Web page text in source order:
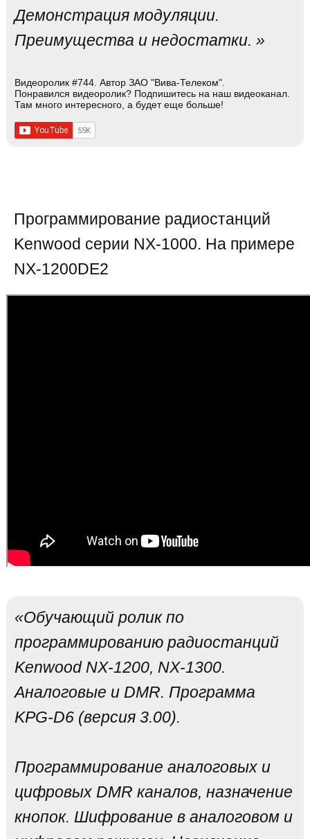
Демонстрация модуляции.
Преимущества и недостатки. »
Видеоролик #744. Автор ЗАО "Вива-Телеком".
Понравился видеоролик? Подпишитесь на наш видеоканал.
Там много интересного, а будет еще больше!
Программирование радиостанций
Kenwood серии NX-1000. На примере
NX-1200DE2
«Обучающий ролик по
программированию радиостанций
Kenwood NX-1200, NX-1300.
Аналоговые и DMR. Программа
KPG-D6 (версия 3.00).
Программирование аналоговых и
цифровых DMR каналов, назначение
кнопок. Шифрование в аналоговом и